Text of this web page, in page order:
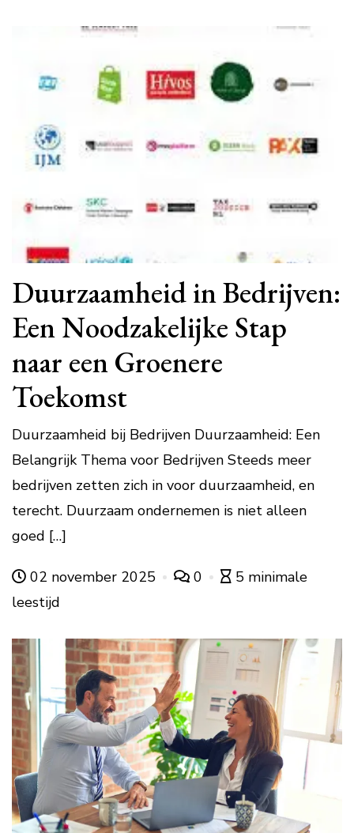
Duurzaamheid in Bedrijven:
Een Noodzakelijke Stap
naar een Groenere
Toekomst
Duurzaamheid bij Bedrijven Duurzaamheid: Een
Belangrijk Thema voor Bedrijven Steeds meer
bedrijven zetten zich in voor duurzaamheid, en
terecht. Duurzaam ondernemen is niet alleen
goed […]
02 november 2025 0
5 minimale
leestijd